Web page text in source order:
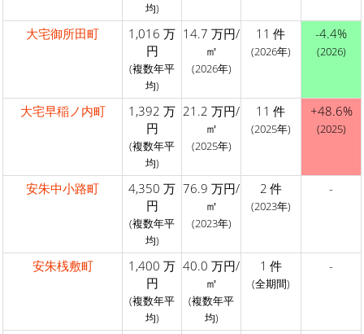
均)
大宅御所田町
1,016 万
円
(複数年平
均)
14.7 万円/
㎡
(2026年)
11 件
(2026年)
-4.4%
(2026)
大宅早稲ノ内町
1,392 万
円
(複数年平
均)
21.2 万円/
㎡
(2025年)
11 件
(2025年)
+48.6%
(2025)
安朱中小路町
4,350 万
円
(複数年平
均)
76.9 万円/
㎡
(2023年)
2 件
(2023年)
-
安朱桟敷町
1,400 万
円
(複数年平
均)
40.0 万円/
㎡
(複数年平
均)
1 件
(全期間)
-